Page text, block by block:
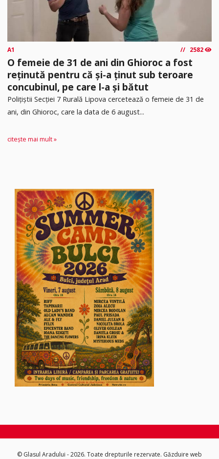
A1 2582
O femeie de 31 de ani din Ghioroc a fost
reținută pentru că și-a ținut sub teroare
concubinul, pe care l-a și bătut
​Polițiștii Secției 7 Rurală Lipova cercetează o femeie de 31 de
ani, din Ghioroc, care la data de 6 august...
citește mai mult »
© Glasul Aradului - 2026. Toate drepturile rezervate. Găzduire web